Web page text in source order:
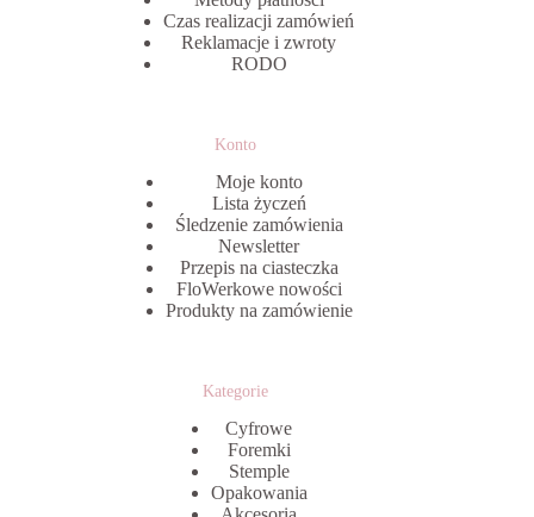
Czas realizacji zamówień
Reklamacje i zwroty
RODO
Konto
Moje konto
Lista życzeń
Śledzenie zamówienia
Newsletter
Przepis na ciasteczka
FloWerkowe nowości
Produkty na zamówienie
Kategorie
Cyfrowe
Foremki
Stemple
Opakowania